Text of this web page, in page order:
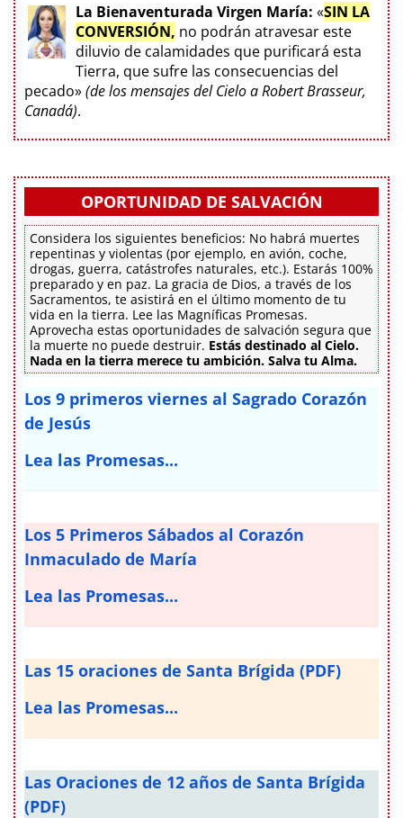
La Bienaventurada Virgen María: «SIN LA
CONVERSIÓN, no podrán atravesar este
diluvio de calamidades que purificará esta
Tierra, que sufre las consecuencias del
pecado»(de los mensajes del Cielo a Robert Brasseur,
Canadá).
OPORTUNIDAD DE SALVACIÓN
Considera los siguientes beneficios: No habrá muertes
repentinas y violentas (por ejemplo, en avión, coche,
drogas, guerra, catástrofes naturales, etc.). Estarás 100%
preparado y en paz. La gracia de Dios, a través de los
Sacramentos, te asistirá en el último momento de tu
vida en la tierra. Lee las Magníficas Promesas.
Aprovecha estas oportunidades de salvación segura que
la muerte no puede destruir. Estás destinado al Cielo.
Nada en la tierra merece tu ambición. Salva tu Alma.
Los 9 primeros viernes al Sagrado Corazón
de Jesús
Lea las Promesas...
Los 5 Primeros Sábados al Corazón
Inmaculado de María
Lea las Promesas...
Las 15 oraciones de Santa Brígida (PDF)
Lea las Promesas...
Las Oraciones de 12 años de Santa Brígida
(PDF)